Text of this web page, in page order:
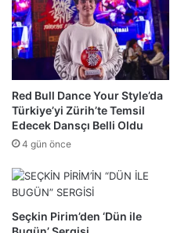
Red Bull Dance Your Style’da
Türkiye’yi Zürih’te Temsil
Edecek Dansçı Belli Oldu
4 gün önce
Seçkin Pirim’den ‘Dün ile